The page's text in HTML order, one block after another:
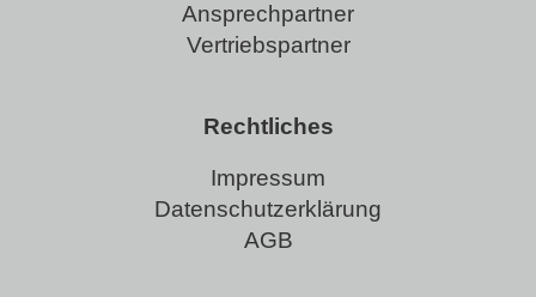
Ansprechpartner
Vertriebspartner
Rechtliches
Impressum
Datenschutzerklärung
AGB